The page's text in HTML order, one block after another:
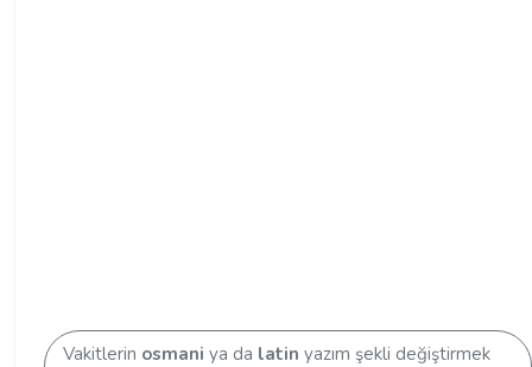
Vakitlerin osmani ya da latin yazım şekli değiştirmek